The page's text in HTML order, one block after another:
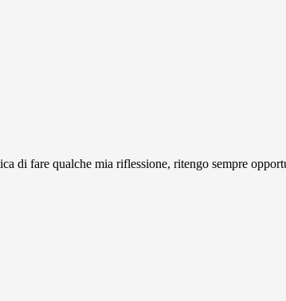
di fare qualche mia riflessione, ritengo sempre